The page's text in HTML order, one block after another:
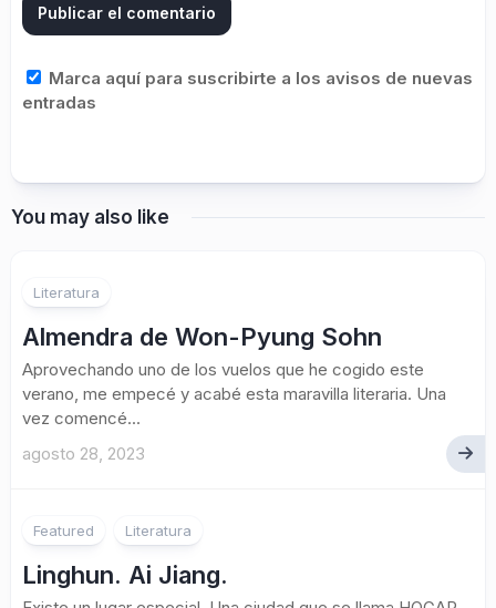
Marca aquí para suscribirte a los avisos de nuevas
entradas
You may also like
Literatura
Almendra de Won-Pyung Sohn
Aprovechando uno de los vuelos que he cogido este
verano, me empecé y acabé esta maravilla literaria. Una
vez comencé...
agosto 28, 2023
Featured Literatura
Linghun. Ai Jiang.